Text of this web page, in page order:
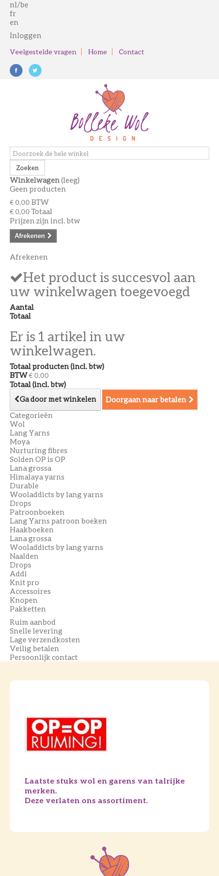
nl/be
fr
en
Inloggen
Veelgestelde vragen Home Contact
Zoeken
Winkelwagen(leeg)
Geen producten
€ 0,00 BTW
€ 0,00 Totaal
Prijzen zijn incl. btw
Afrekenen
Afrekenen
Het product is succesvol aan
uw winkelwagen toegevoegd
Aantal
Totaal
Er is 1 artikel in uw
winkelwagen.
Totaal producten (incl. btw)
BTW€ 0,00
Totaal (incl. btw)
Ga door met winkelen
Doorgaan naar betalen
Categorieën
Wol
Lang Yarns
Moya
Nurturing fibres
Solden OP is OP
Lana grossa
Himalaya yarns
Durable
Wooladdicts by lang yarns
Drops
Patroonboeken
Lang Yarns patroon boeken
Haakboeken
Lana grossa
Wooladdicts by lang yarns
Naalden
Drops
Addi
Knit pro
Accessoires
Knopen
Pakketten
Ruim aanbod
Snelle levering
Lage verzendkosten
Veilig betalen
Persoonlijk contact
Laatste stuks wol en garens van talrijke
merken.
Deze verlaten ons assortiment.